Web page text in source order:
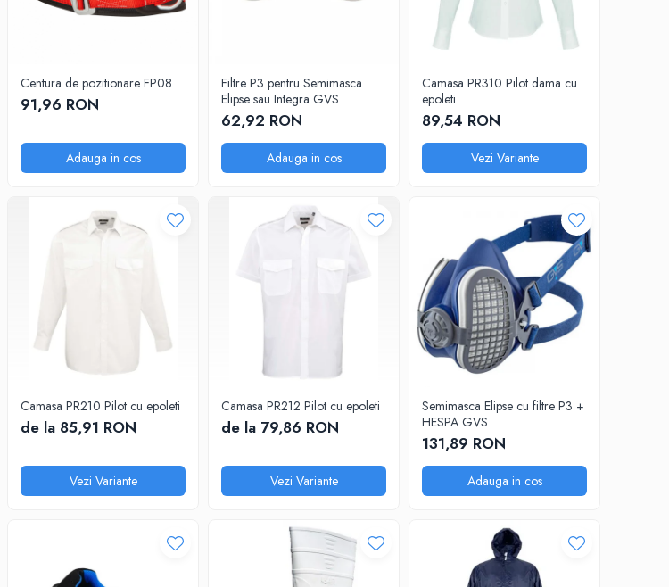
Centura de pozitionare FP08
91,96 RON
Adauga in cos
Filtre P3 pentru Semimasca
Elipse sau Integra GVS
62,92 RON
Adauga in cos
Camasa PR310 Pilot dama cu
epoleti
89,54 RON
Vezi Variante
Camasa PR210 Pilot cu epoleti
de la 85,91 RON
Vezi Variante
Camasa PR212 Pilot cu epoleti
de la 79,86 RON
Vezi Variante
Semimasca Elipse cu filtre P3 +
HESPA GVS
131,89 RON
Adauga in cos